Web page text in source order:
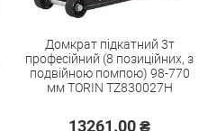
Домкрат підкатний 3т
професійний (8 позиційних, з
подвійною помпою) 98-770
мм TORIN TZ830027H
13261.00 ₴